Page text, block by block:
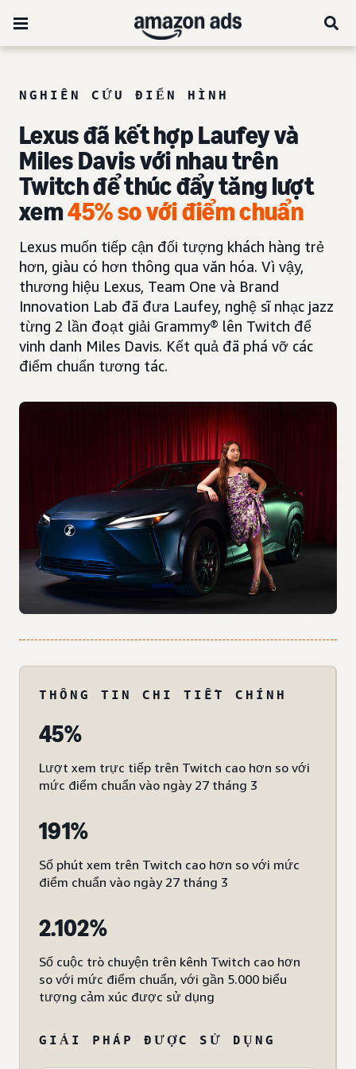
NGHIÊN CỨU ĐIỂN HÌNH
Lexus đã kết hợp Laufey và
Miles Davis với nhau trên
Twitch để thúc đẩy tăng lượt
xem45% so với điểm chuẩn
Lexus muốn tiếp cận đối tượng khách hàng trẻ
hơn, giàu có hơn thông qua văn hóa. Vì vậy,
thương hiệu Lexus, Team One và Brand
Innovation Lab đã đưa Laufey, nghệ sĩ nhạc jazz
từng 2 lần đoạt giải Grammy® lên Twitch để
vinh danh Miles Davis. Kết quả đã phá vỡ các
điểm chuẩn tương tác.
THÔNG TIN CHI TIẾT CHÍNH
45%
Lượt xem trực tiếp trên Twitch cao hơn so với
mức điểm chuẩn vào ngày 27 tháng 3
191%
Số phút xem trên Twitch cao hơn so với mức
điểm chuẩn vào ngày 27 tháng 3
2.102%
Số cuộc trò chuyện trên kênh Twitch cao hơn
so với mức điểm chuẩn, với gần 5.000 biểu
tượng cảm xúc được sử dụng
GIẢI PHÁP ĐƯỢC SỬ DỤNG